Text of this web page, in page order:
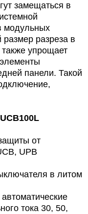
замещаться в
модульных
разреза в
упрощает
панели. Такой
от
UPB
в литом
тока 30, 50,